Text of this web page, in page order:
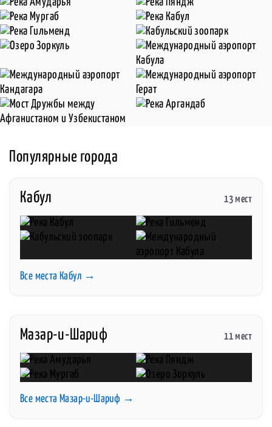
Популярные города
Кабул 13 мест
Все места Кабул →
Мазар-и-Шариф 11 мест
Все места Мазар-и-Шариф →